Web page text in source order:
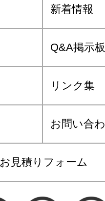
新着情報
Q&A掲示板
リンク集
お問い合
お見積りフォーム